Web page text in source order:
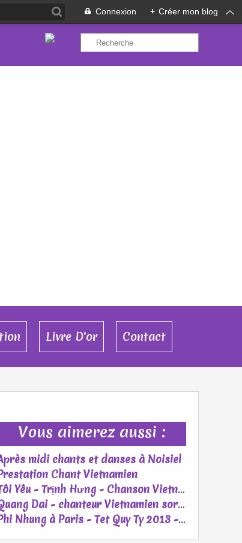
Connexion + Créer mon blog
Livre D'or Contact
Vous aimerez aussi :
midi chants et danses à Noisiel
Chant Vietnamien
Tôi Yêu - Trịnh Hưng - Chanson Vietnamienne avec traduction
Quang Dai - chanteur Vietnamien sort un Album Uniquement en Français
Phi Nhung à Paris - Tet Quy Ty 2013 - Part 4